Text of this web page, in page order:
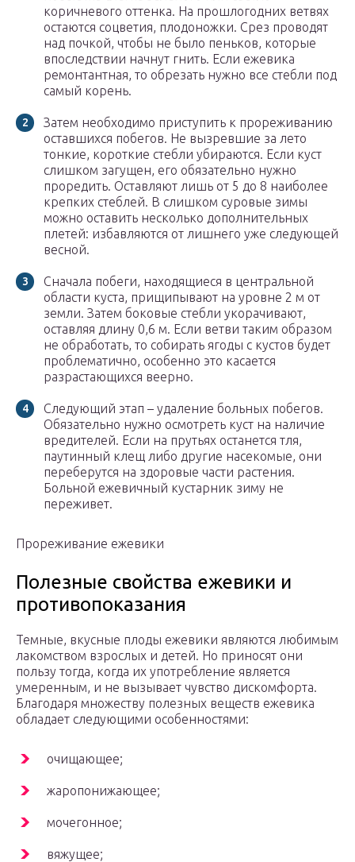
коричневого оттенка. На прошлогодних ветвях
остаются соцветия, плодоножки. Срез проводят
над почкой, чтобы не было пеньков, которые
впоследствии начнут гнить. Если ежевика
ремонтантная, то обрезать нужно все стебли под
самый корень.
Затем необходимо приступить к прореживанию
оставшихся побегов. Не вызревшие за лето
тонкие, короткие стебли убираются. Если куст
слишком загущен, его обязательно нужно
проредить. Оставляют лишь от 5 до 8 наиболее
крепких стеблей. В слишком суровые зимы
можно оставить несколько дополнительных
плетей: избавляются от лишнего уже следующей
весной.
Сначала побеги, находящиеся в центральной
области куста, прищипывают на уровне 2 м от
земли. Затем боковые стебли укорачивают,
оставляя длину 0,6 м. Если ветви таким образом
не обработать, то собирать ягоды с кустов будет
проблематично, особенно это касается
разрастающихся веерно.
Следующий этап – удаление больных побегов.
Обязательно нужно осмотреть куст на наличие
вредителей. Если на прутьях останется тля,
паутинный клещ либо другие насекомые, они
переберутся на здоровые части растения.
Больной ежевичный кустарник зиму не
переживет.
Прореживание ежевики
Полезные свойства ежевики и
противопоказания
Темные, вкусные плоды ежевики являются любимым
лакомством взрослых и детей. Но приносят они
пользу тогда, когда их употребление является
умеренным, и не вызывает чувство дискомфорта.
Благодаря множеству полезных веществ ежевика
обладает следующими особенностями:
очищающее;
жаропонижающее;
мочегонное;
вяжущее;